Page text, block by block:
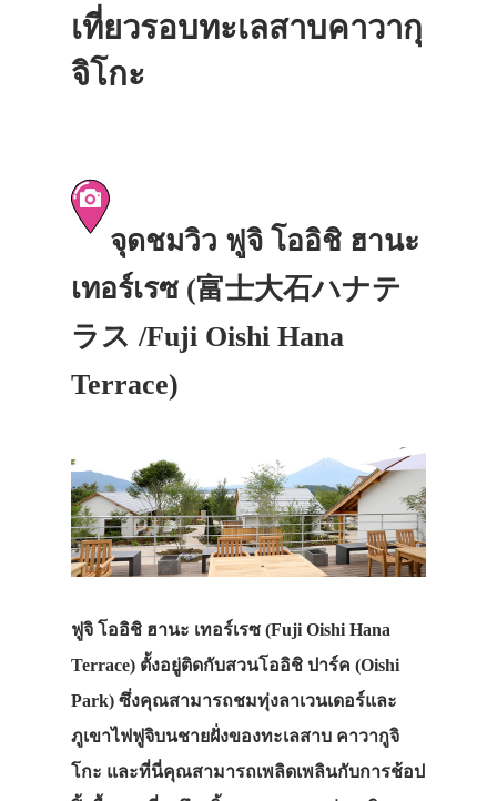
เที่ยวรอบทะเลสาบคาวากุ
จิโกะ
จุดชมวิว ฟูจิ โออิชิ ฮานะ
เทอร์เรซ (富士大石ハナテ
ラス /Fuji Oishi Hana
Terrace)
ฟูจิ โออิชิ ฮานะ เทอร์เรซ (Fuji Oishi Hana
Terrace) ตั้งอยู่ติดกับสวนโออิชิ ปาร์ค (Oishi
Park) ซึ่งคุณสามารถชมทุ่งลาเวนเดอร์และ
ภูเขาไฟฟูจิบนชายฝั่งของทะเลสาบ คาวากูจิ
โกะ และที่นี่คุณสามารถเพลิดเพลินกับการช้อป
ประเทศญี่ปุ่น
เอง
รถบัส
เดินทาง
ทัวร์